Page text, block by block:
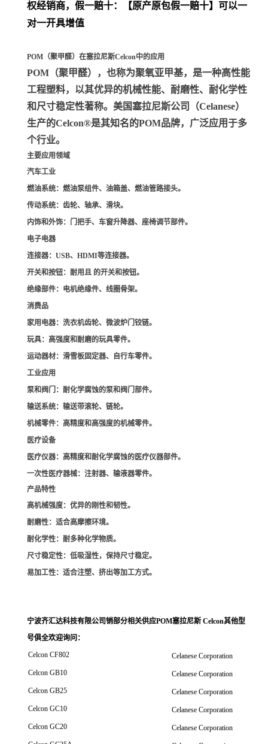
权经销商，假一赔十：【原产原包假一赔十】可以一
对一开具增值
POM（聚甲醛）在塞拉尼斯Celcon中的应用
POM（聚甲醛）
，也称为聚氧亚甲基，是一种高性能
工程塑料，以其优异的机械性能、耐磨性、耐化学性
和尺寸稳定性著称。美国塞拉尼斯公司（Celanese）
生产的Celcon®是其知名的POM品牌，广泛应用于多
个行业。
主要应用领域
汽车工业
燃油系统：燃油泵组件、油箱盖、燃油管路接头。
传动系统：齿轮、轴承、滑块。
内饰和外饰：门把手、车窗升降器、座椅调节部件。
电子电器
连接器：USB、HDMI等连接器。
开关和按钮：耐用且 的开关和按钮。
绝缘部件：电机绝缘件、线圈骨架。
消费品
家用电器：洗衣机齿轮、微波炉门铰链。
玩具：高强度和耐磨的玩具零件。
运动器材：滑雪板固定器、自行车零件。
工业应用
泵和阀门 ：耐化学腐蚀的泵和阀门部件。
输送系统：输送带滚轮、链轮。
机械零件：高精度和高强度的机械零件。
医疗设备
医疗仪器：高精度和耐化学腐蚀的医疗仪器部件。
一次性医疗器械：注射器、输液器零件。
产品特性
高机械强度：优异的刚性和韧性。
耐磨性：适合高摩擦环境。
耐化学性：耐多种化学物质。
尺寸稳定性：低吸湿性，保持尺寸稳定。
易加工性：适合注塑、挤出等加工方式。
宁波齐汇达科技有限公司销部分相关供应POM塞拉尼斯 Celcon其他型
号俱全欢迎询问 ：
Celcon CF802
Celanese Corporation
Celcon GB10
Celanese Corporation
Celcon GB25
Celanese Corporation
Celcon GC10
Celanese Corporation
Celcon GC20
Celanese Corporation